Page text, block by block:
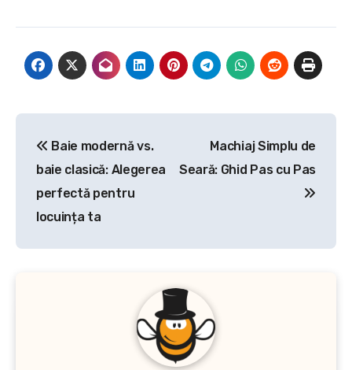
articole
Baie modernă vs.
baie clasică: Alegerea
perfectă pentru
locuința ta
Machiaj Simplu de
Seară: Ghid Pas cu Pas